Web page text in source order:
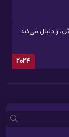
را دنبال می‌کند
2024